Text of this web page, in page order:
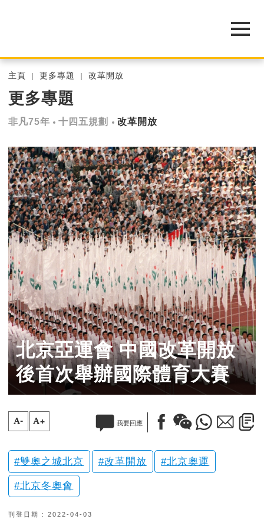
主頁 更多專題 改革開放
更多專題
非凡75年 十四五規劃 改革開放
北京亞運會 中國改革開放
後首次舉辦國際體育大賽
A- A+ 我要回應
雙奧之城北京 改革開放 北京奧運
北京冬奧會
刊登日期 : 2022-04-03